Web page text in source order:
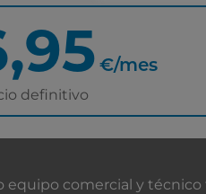
€/mes
definitivo
nosotros
comercial y técnico